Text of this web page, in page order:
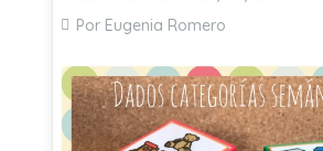
Por Eugenia Romero